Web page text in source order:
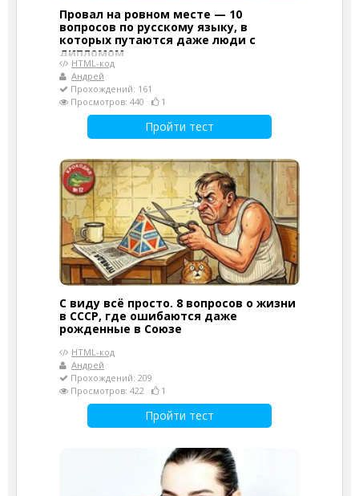
Провал на ровном месте — 10
вопросов по русскому языку, в
которых путаются даже люди с
дипломом
HTML-код
Андрей
Прохождений: 161
Просмотров: 440
1
Пройти тест
С виду всё просто. 8 вопросов о жизни
в СССР, где ошибаются даже
рожденные в Союзе
HTML-код
Андрей
Прохождений: 209
Просмотров: 422
1
Пройти тест